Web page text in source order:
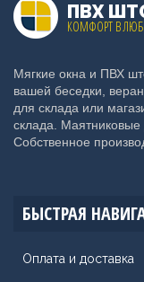
ПВХ
КОМФОРТ В
Мягкие окна и ПВХ
вашей беседки,
для склада или
склада. Маятниковые
Собственное
БЫСТРАЯ
Оплата и доставка